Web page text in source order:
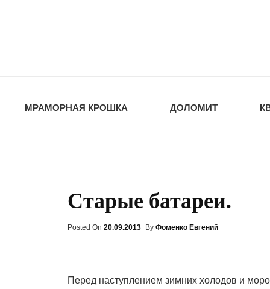
МРАМОРНАЯ КРОШКА ДОЛОМИТ
Старые батареи.
Posted On Posted
20.09.2013 By Фоменко Евгений
Перед наступлением зимних холодов и